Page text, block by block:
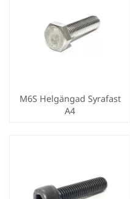
M6S Helgängad Syrafast
A4